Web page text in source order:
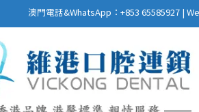
澳門電話&WhatsApp：+853 65585927 |